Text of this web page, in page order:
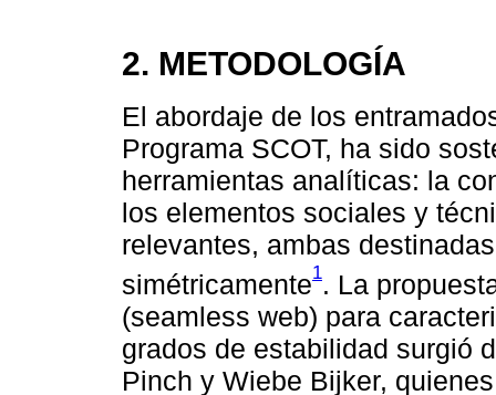
2. METODOLOGÍA
El abordaje de los
Programa SCOT, ha sido
herramientas analíticas: la
los elementos sociales y
relevantes, ambas
simétricamente1. La
(seamless web) para
grados de estabilidad surgió
Pinch y Wiebe Bijker,